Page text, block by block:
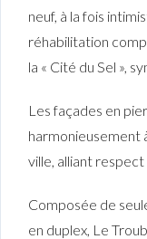
neuf, à la fois
réhabilitation
la « Cité du Sel »,
Les façades en
harmonieusement
ville, alliant
Composée de
en duplex, Le